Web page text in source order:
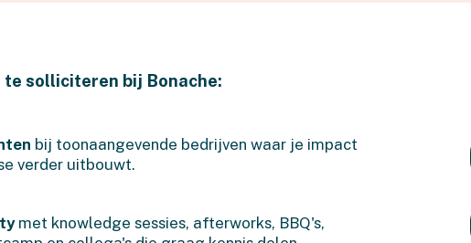
te solliciteren bij Bonache:
bij toonaangevende bedrijven waar je impact
verder uitbouwt.
met knowledge sessies, afterworks, BBQ's,